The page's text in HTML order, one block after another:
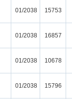
01/2038 15753
01/2038 16857
01/2038 10678
01/2038 15796